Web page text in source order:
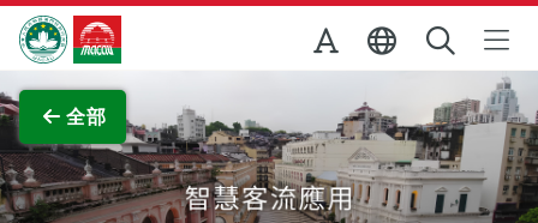
跳至主内容
澳門特別行政區政府旅遊局
全部